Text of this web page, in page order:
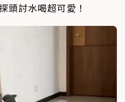
頭討水喝超可愛！